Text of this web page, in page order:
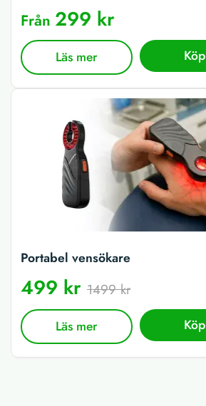
Från 299 kr
Läs mer Köp
Portabel vensökare
499 kr 1499 kr
Läs mer Köp